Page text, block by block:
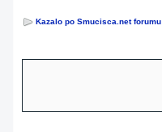
Kazalo po Smucisca.net forumu